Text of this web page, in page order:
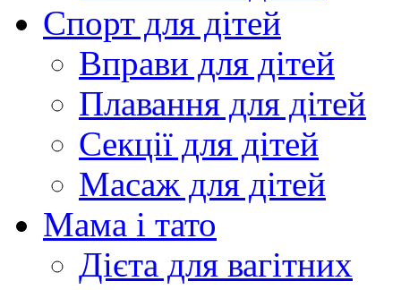
Спорт для дітей
Вправи для дітей
Плавання для дітей
Секції для дітей
Масаж для дітей
Мама і тато
Дієта для вагітних